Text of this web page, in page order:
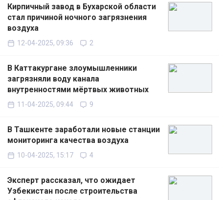
Кирпичный завод в Бухарской области
стал причиной ночного загрязнения
воздуха
12-04-2025, 09:36 2
В Каттакургане злоумышленники
загрязняли воду канала
внутренностями мёртвых животных
11-04-2025, 09:44 9
В Ташкенте заработали новые станции
мониторинга качества воздуха
10-04-2025, 15:17 4
Эксперт рассказал, что ожидает
Узбекистан после строительства